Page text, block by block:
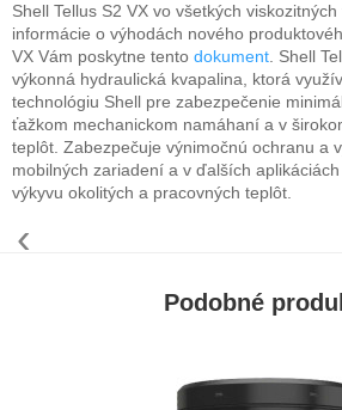
Shell Tellus S2 VX vo všetkých
informácie o výhodách nového
VX Vám poskytne tento dokument . Shell
výkonná hydraulická kvapalina, ktorá
technológiu Shell pre zabezpečenie
ťažkom mechanickom namáhaní a v
teplôt. Zabezpečuje výnimočnú ochranu a
mobilných zariadení a v ďalších
výkyvu okolitých a pracovných teplôt.
Podobné
‹